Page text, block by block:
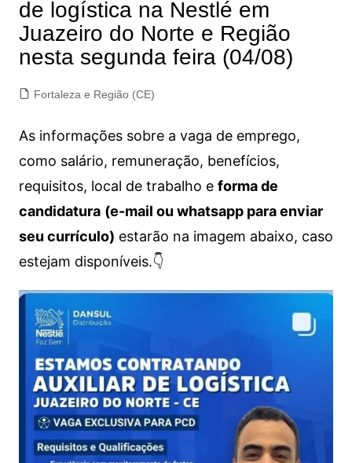
de logística na Nestlé em
Juazeiro do Norte e Região
nesta segunda feira (04/08)
Fortaleza e Região (CE)
As informações sobre a vaga de emprego,
como salário, remuneração, benefícios,
requisitos, local de trabalho e forma de
candidatura (e-mail ou whatsapp para enviar
seu currículo) estarão na imagem abaixo, caso
estejam disponíveis.👇